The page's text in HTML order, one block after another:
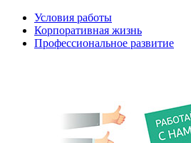
Условия работы
Корпоративная жизнь
Профессиональное развитие